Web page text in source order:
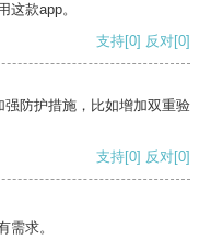
款app。
支持[0] 反对[0]
防护措施，比如增加双重验
支持[0] 反对[0]
需求。